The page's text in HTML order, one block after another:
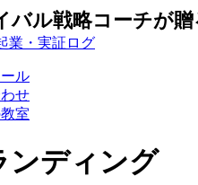
バル戦略コーチが
業・実証ログ
ル
せ
室
ンディング